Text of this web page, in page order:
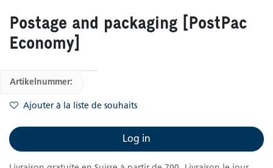
Postage and packaging [PostPac
Economy]
Artikelnummer:
Ajouter à la liste de souhaits
Log in